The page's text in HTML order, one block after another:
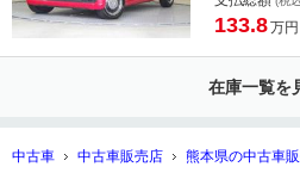
ミラー ア
Ｖ ＬＥ
133.8万円
在庫一覧を
中古車 中古車販売店
熊本県の中古車